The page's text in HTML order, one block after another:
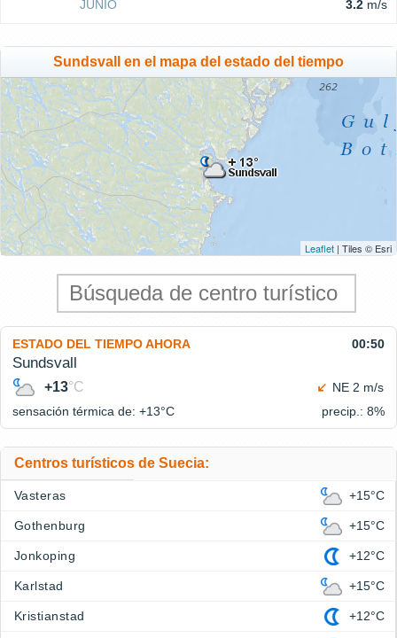
JUNIO 3.2 m/s
Sundsvall en el mapa del estado del tiempo
Leaflet | Tiles © Esri
ESTADO DEL TIEMPO AHORA 00:50
Sundsvall
+13°C
NE 2 m/s
sensación térmica de: +13°C precip.: 8%
Centros turísticos de Suecia:
Vasteras +15°C
Gothenburg +15°C
Jonkoping +12°C
Karlstad +15°C
Kristianstad +12°C